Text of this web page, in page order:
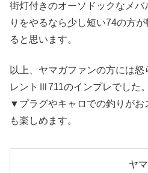
街灯付きのオーソドックなメ
りをやるなら少し短い74の方
ると思います。
以上、ヤマガファンの方には
レントⅢ711のインプレでした。
▼プラグやキャロでの釣りがお
も楽しめます。
ヤ